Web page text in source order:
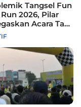
Tangsel Fun
2026, Pilar
Acara Tak
Pemkot